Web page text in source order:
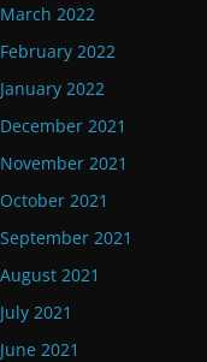
March 2022
February 2022
January 2022
December 2021
November 2021
October 2021
September 2021
August 2021
July 2021
June 2021